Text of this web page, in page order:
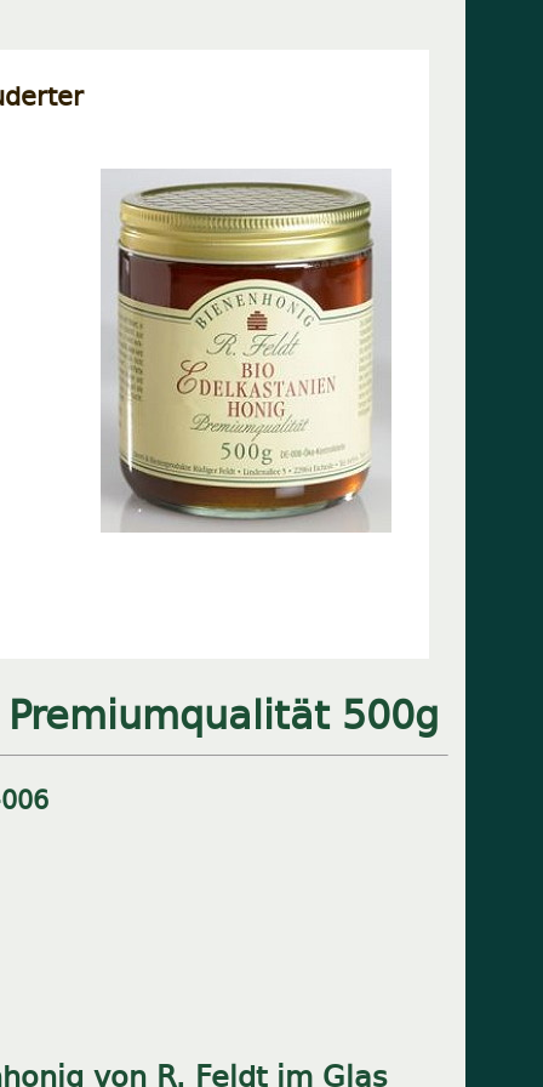
500g
006
von R. Feldt im Glas